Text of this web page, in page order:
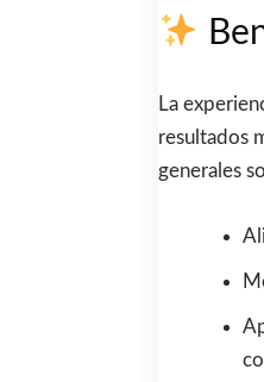
La
resultados
generales